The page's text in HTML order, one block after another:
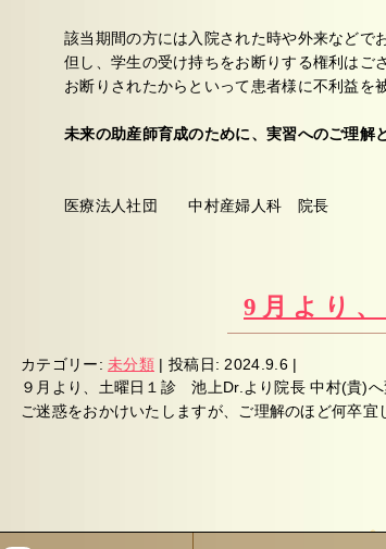
該当期間の方には入院された時や外来などで
但し、学生の受け持ちをお断りする権利はご
お断りされたからといって患者様に不利益を
未来の助産師育成のために、実習へのご理解
医療法人社団 中村産婦人科 院長
9月より
カテゴリー:未分類 | 投稿日: 2024.9.6|
９月より、土曜日１診 池上Dr.より院長 中村(貴)へ
ご迷惑をおかけいたしますが、ご理解のほど何卒宜